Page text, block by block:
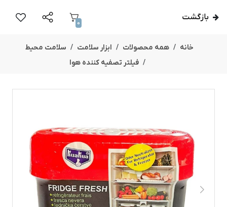
بازگشت
0
خانه همه محصولات ابزار سلامت
سلامت محیط
فیلتر تصفیه کننده هوا